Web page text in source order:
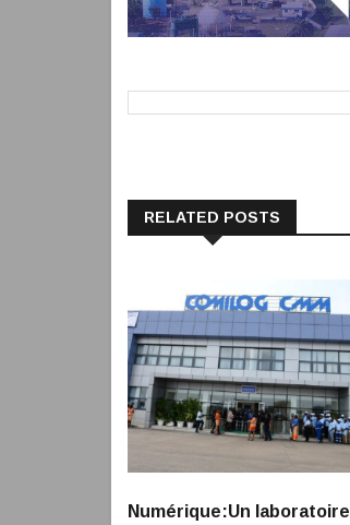
RELATED POSTS
Numérique:Un laboratoire